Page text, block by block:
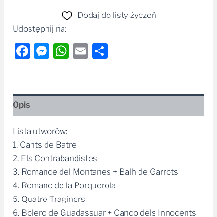
Dodaj do listy życzeń
Udostępnij na:
Facebook
Messenger
WhatsApp
Email
Opis
Lista utworów:
1. Cants de Batre
2. Els Contrabandistes
3. Romance del Montanes + Balh de Garrots
4. Romanc de la Porquerola
5. Quatre Traginers
6. Bolero de Guadassuar + Canco dels Innocents